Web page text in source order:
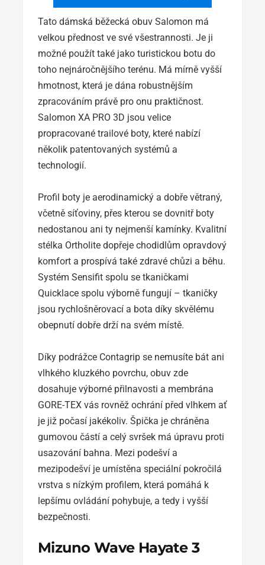
Tato dámská běžecká obuv Salomon má
velkou přednost ve své všestrannosti. Je ji
možné použít také jako turistickou botu do
toho nejnáročnějšího terénu. Má mírně vyšší
hmotnost, která je dána robustnějším
zpracováním právě pro onu praktičnost.
Salomon XA PRO 3D jsou velice
propracované trailové boty, které nabízí
několik patentovaných systémů a
technologií.
Profil boty je aerodinamický a dobře větraný,
včetně síťoviny, přes kterou se dovnitř boty
nedostanou ani ty nejmenší kamínky. Kvalitní
stélka Ortholite dopřeje chodidlům opravdový
komfort a prospívá také zdravé chůzi a běhu.
Systém Sensifit spolu se tkaničkami
Quicklace spolu výborně fungují – tkaničky
jsou rychlošněrovací a bota díky skvělému
obepnutí dobře drží na svém místě.
Díky podrážce Contagrip se nemusíte bát ani
vlhkého kluzkého povrchu, obuv zde
dosahuje výborné přilnavosti a membrána
GORE-TEX vás rovněž ochrání před vlhkem ať
je již počasí jakékoliv. Špička je chráněna
gumovou částí a celý svršek má úpravu proti
usazování bahna. Mezi podešví a
mezipodešví je umístěna speciální pokročilá
vrstva s nízkým profilem, která pomáhá k
lepšímu ovládání pohybuje, a tedy i vyšší
bezpečnosti.
Mizuno Wave Hayate 3